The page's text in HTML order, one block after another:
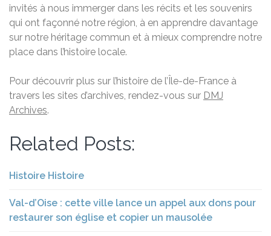
invités à nous immerger dans les récits et les souvenirs
qui ont façonné notre région, à en apprendre davantage
sur notre héritage commun et à mieux comprendre notre
place dans l’histoire locale.
Pour découvrir plus sur l’histoire de l’Île-de-France à
travers les sites d’archives, rendez-vous sur DMJ
Archives.
Related Posts:
Histoire Histoire
Val-d’Oise : cette ville lance un appel aux dons pour
restaurer son église et copier un mausolée